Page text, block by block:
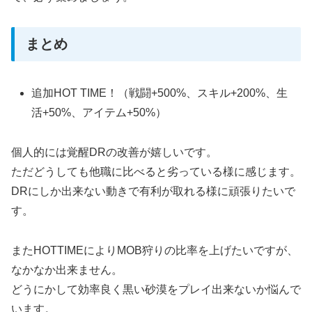
まとめ
追加HOT TIME！（戦闘+500%、スキル+200%、生
活+50%、アイテム+50%）
個人的には覚醒DRの改善が嬉しいです。
ただどうしても他職に比べると劣っている様に感じます。
DRにしか出来ない動きで有利が取れる様に頑張りたいで
す。
またHOTTIMEによりMOB狩りの比率を上げたいですが、
なかなか出来ません。
どうにかして効率良く黒い砂漠をプレイ出来ないか悩んで
います。